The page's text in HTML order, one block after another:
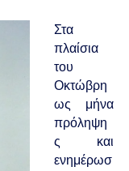
Στα
πλαίσια
του
Οκτώβρη
ως μήνα
πρόληψη
ς και
ενημέρωσ